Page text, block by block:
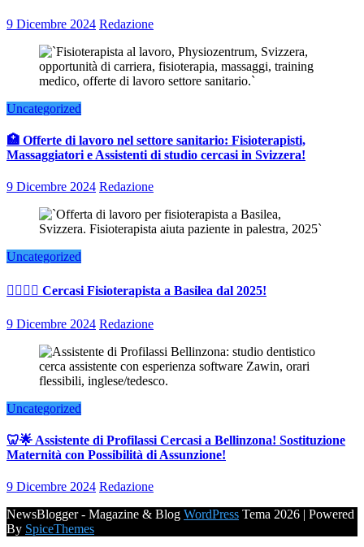
9 Dicembre 2024 Redazione
Uncategorized
🏥 Offerte di lavoro nel settore sanitario: Fisioterapisti,
Massaggiatori e Assistenti di studio cercasi in Svizzera!
9 Dicembre 2024 Redazione
Uncategorized
👨‍⚕️👩‍⚕️ Cercasi Fisioterapista a Basilea dal 2025!
9 Dicembre 2024 Redazione
Uncategorized
🦷🌟 Assistente di Profilassi Cercasi a Bellinzona! Sostituzione
Maternità con Possibilità di Assunzione!
9 Dicembre 2024 Redazione
NewsBlogger - Magazine & Blog WordPress Tema 2026 | Powered
By SpiceThemes